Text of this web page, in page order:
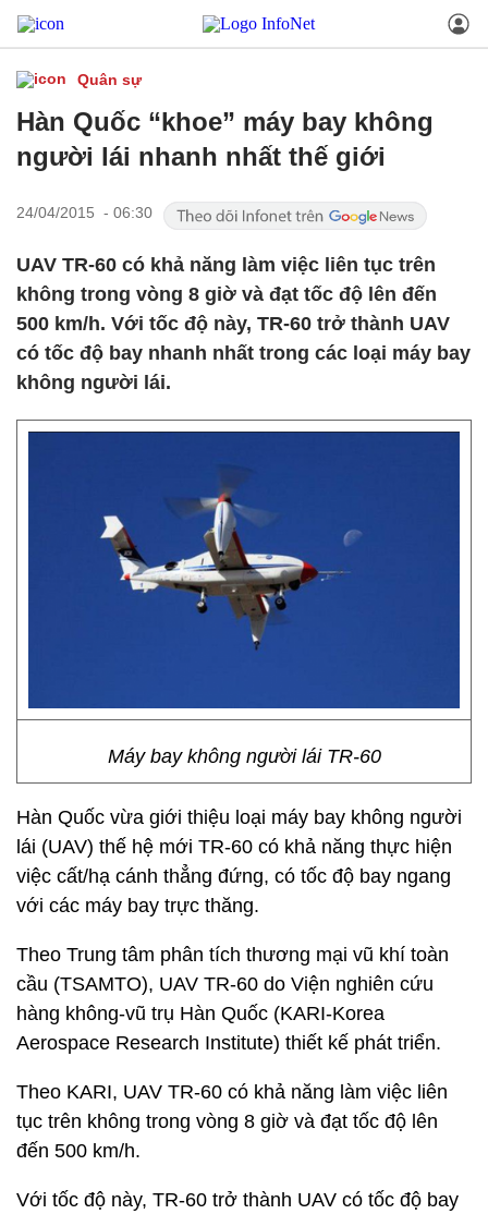
Quân sự
Hàn Quốc “khoe” máy bay không
người lái nhanh nhất thế giới
24/04/2015 - 06:30
UAV TR-60 có khả năng làm việc liên tục trên
không trong vòng 8 giờ và đạt tốc độ lên đến
500 km/h. Với tốc độ này, TR-60 trở thành UAV
có tốc độ bay nhanh nhất trong các loại máy bay
không người lái.
Máy bay không người lái TR-60
Hàn Quốc vừa giới thiệu loại máy bay không người
lái (UAV) thế hệ mới TR-60 có khả năng thực hiện
việc cất/hạ cánh thẳng đứng, có tốc độ bay ngang
với các máy bay trực thăng.
Theo Trung tâm phân tích thương mại vũ khí toàn
cầu (TSAMTO), UAV TR-60 do Viện nghiên cứu
hàng không-vũ trụ Hàn Quốc (KARI-Korea
Aerospace Research Institute) thiết kế phát triển.
Theo KARI, UAV TR-60 có khả năng làm việc liên
tục trên không trong vòng 8 giờ và đạt tốc độ lên
đến 500 km/h.
Với tốc độ này, TR-60 trở thành UAV có tốc độ bay